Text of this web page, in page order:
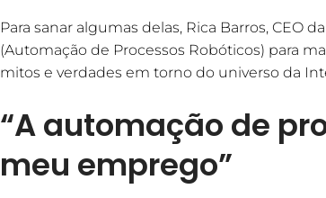
Para sanar algumas delas, Rica Barros, CEO
(Automação de Processos Robóticos) para
mitos e verdades em torno do universo da
“A automação de
meu emprego”